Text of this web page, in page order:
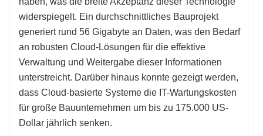
widerspiegelt. Ein durchschnittliches Bauprojekt
generiert rund 56 Gigabyte an Daten, was den Bedarf
an robusten Cloud-Lösungen für die effektive
Verwaltung und Weitergabe dieser Informationen
unterstreicht. Darüber hinaus konnte gezeigt werden,
dass Cloud-basierte Systeme die IT-Wartungskosten
für große Bauunternehmen um bis zu 175.000 US-
Dollar jährlich senken.